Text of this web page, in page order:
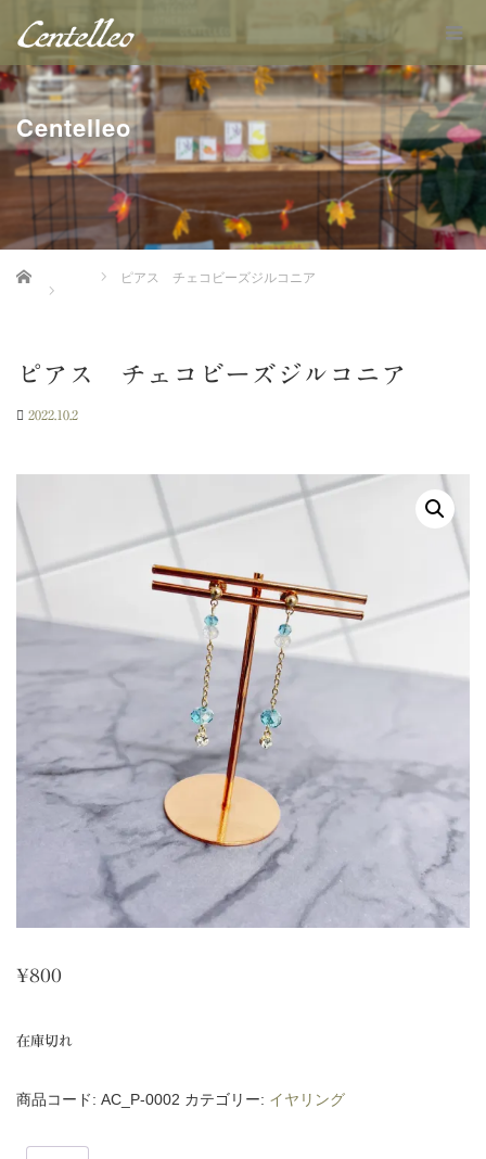
Centelleo
Home ピアス チェコビーズジルコニア
ピアス チェコビーズジルコニア
2022.10.2
¥800
在庫切れ
商品コード: AC_P-0002 カテゴリー: イヤリング